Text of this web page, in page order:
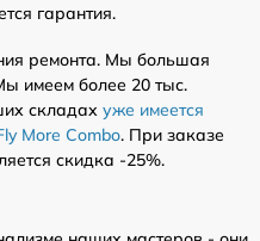
гарантия.
ремонта. Мы большая
имеем более 20 тыс.
складах уже имеется
More Combo. При заказе
скидка -25%.